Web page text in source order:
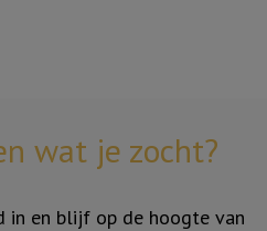
wat je zocht?
in en blijf op de hoogte van